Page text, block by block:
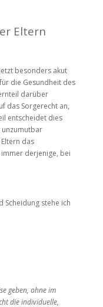
Eltern
besonders akut
die Gesundheit des
darüber
das Sorgerecht an,
entscheidet dies
das
derjenige, bei
Scheidung stehe ich
geben, ohne im
die individuelle,